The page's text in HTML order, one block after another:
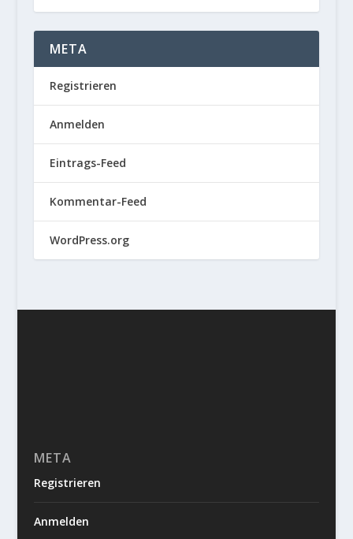
META
Registrieren
Anmelden
Eintrags-Feed
Kommentar-Feed
WordPress.org
META
Registrieren
Anmelden